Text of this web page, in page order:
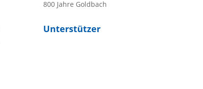
800 Jahre Goldbach
Unterstützer